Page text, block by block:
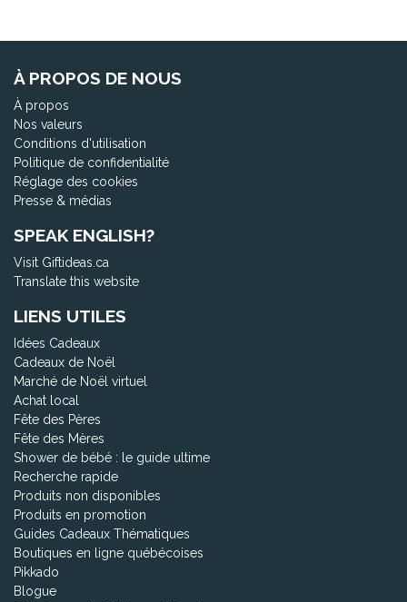
À PROPOS DE NOUS
À propos
Nos valeurs
Conditions d'utilisation
Politique de confidentialité
Réglage des cookies
Presse & médias
SPEAK ENGLISH?
Visit Giftideas.ca
Translate this website
LIENS UTILES
Idées Cadeaux
Cadeaux de Noël
Marché de Noël virtuel
Achat local
Fête des Pères
Fête des Mères
Shower de bébé : le guide ultime
Recherche rapide
Produits non disponibles
Produits en promotion
Guides Cadeaux Thématiques
Boutiques en ligne québécoises
Pikkado
Blogue